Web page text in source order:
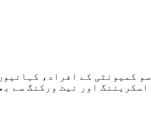
کمیونٹی کے افراد،
اور نیٹ ورکنگ سے